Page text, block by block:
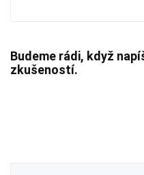
Budeme rádi, když
zkušeností.